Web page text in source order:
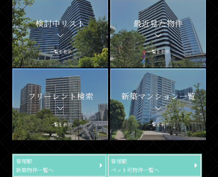
検討中リスト
一覧を表示
最近見た物件
一覧を表示
フリーレント検索
一覧を表示
新築マンション一覧
一覧を表示
笹塚駅
新築物件一覧へ
笹塚駅
ペット可物件一覧へ